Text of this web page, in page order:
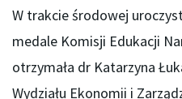
W trakcie środowej
medale Komisji Edukacji
otrzymała dr Katarzyna
Wydziału Ekonomii i